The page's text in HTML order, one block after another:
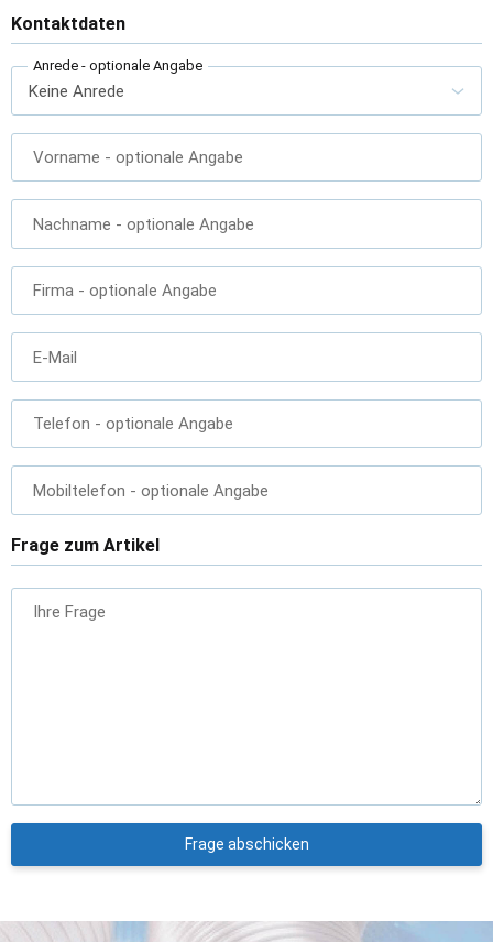
Kontaktdaten
Anrede - optionale Angabe
Vorname - optionale Angabe
Nachname - optionale Angabe
Firma - optionale Angabe
E-Mail
Telefon - optionale Angabe
Mobiltelefon - optionale Angabe
Frage zum Artikel
Ihre Frage
Frage abschicken